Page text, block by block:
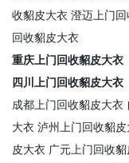
收貂皮大衣 澄迈上门
回收貂皮大衣
重庆上门回收貂皮大衣
四川上门回收貂皮大衣
成都上门回收貂皮大衣
大衣 泸州上门回收貂
皮大衣 广元上门回收